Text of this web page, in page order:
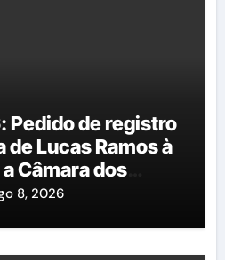
Pedido de registro
Lucas Ramos à
Câmara dos
na
8, 2026